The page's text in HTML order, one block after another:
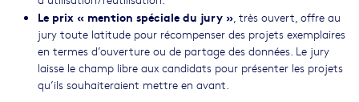
Le prix « mention spéciale du jury » , très ouvert, offre au
jury toute latitude pour récompenser des projets exemplaires
en termes d’ouverture ou de partage des données. Le jury
laisse le champ libre aux candidats pour présenter les projets
qu’ils souhaiteraient mettre en avant.